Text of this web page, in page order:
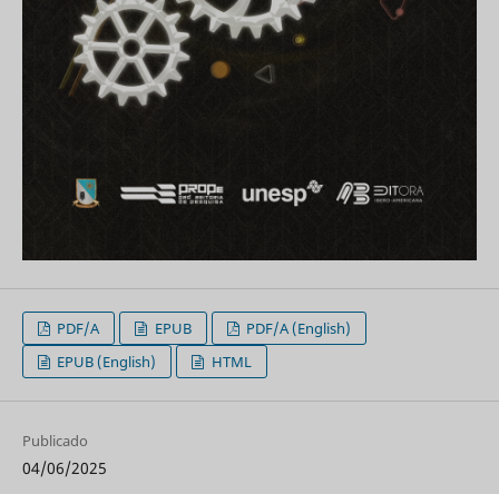
PDF/A EPUB
PDF/A (English)
EPUB (English)
HTML
Publicado
04/06/2025